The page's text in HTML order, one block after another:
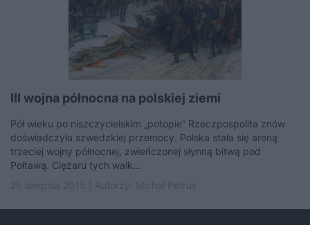
III wojna północna na polskiej ziemi
Pół wieku po niszczycielskim „potopie” Rzeczpospolita znów
doświadczyła szwedzkiej przemocy. Polska stała się areną
trzeciej wojny północnej, zwieńczonej słynną bitwą pod
Połtawą. Ciężaru tych walk...